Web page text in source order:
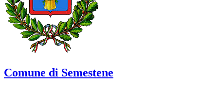
Comune di Semestene